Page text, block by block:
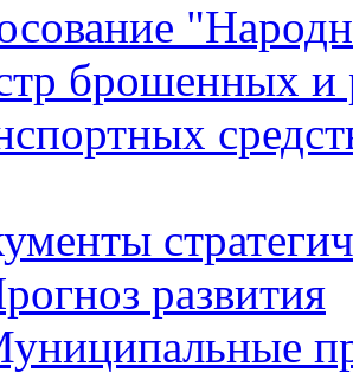
брошенных и
развития